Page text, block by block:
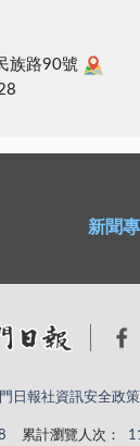
族路90號
新聞
日報社資訊安全政策
累計瀏覽人次：